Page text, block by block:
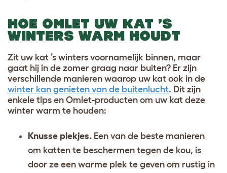
HOE OMLET UW KAT ’S
WINTERS WARM HOUDT
Zit uw kat ’s winters voornamelijk binnen, maar
gaat hij in de zomer graag naar buiten? Er zijn
verschillende manieren waarop uw kat ook in de
winter kan genieten van de buitenlucht. Dit zijn
enkele tips en Omlet-producten om uw kat deze
winter warm te houden:
Knusse plekjes. Een van de beste manieren
om katten te beschermen tegen de kou, is
door ze een warme plek te geven om rustig in